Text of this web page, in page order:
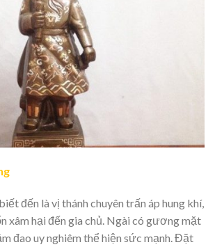
đến là vị thánh chuyên trấn áp hung khí,
xâm hại đến gia chủ. Ngài có gương mặt
đao uy nghiêm thể hiện sức mạnh. Đặt